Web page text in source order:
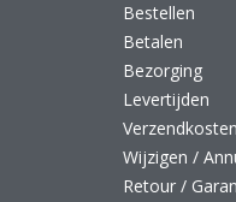
Bestellen
Betalen
Bezorging
Levertijden
Verzendkosten
Wijzigen /
Retour /